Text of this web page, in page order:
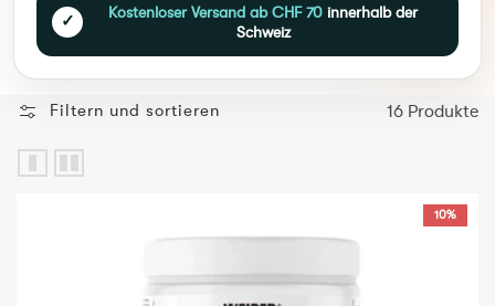
✓ Kostenloser Versand ab CHF 70 innerhalb der
Schweiz
Filtern und sortieren 16 Produkte
10%